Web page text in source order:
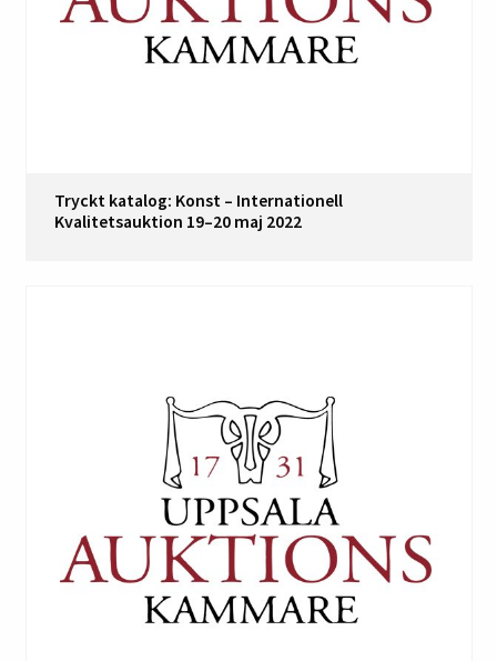
Tryckt katalog: Konst – Internationell
Kvalitetsauktion 19–20 maj 2022